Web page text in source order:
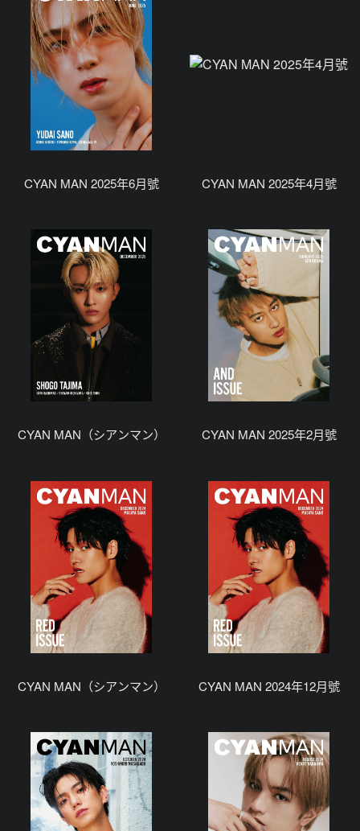
CYAN MAN 2025年6月號 CYAN MAN 2025年4月號
CYAN MAN（シアンマン） CYAN MAN 2025年2月號
CYAN MAN（シアンマン） CYAN MAN 2024年12月號